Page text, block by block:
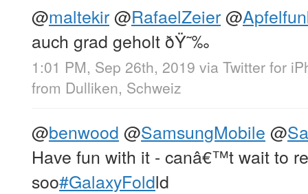
@maltekir@RafaelZeier@
auch grad geholt ðŸ˜‰
1:01 PM, Sep 26th, 2019 via Twitter for
from Dulliken, Schweiz
@benwood @SamsungMobile @
Have fun with it - canâ€™t wait to
soo#GalaxyFoldld